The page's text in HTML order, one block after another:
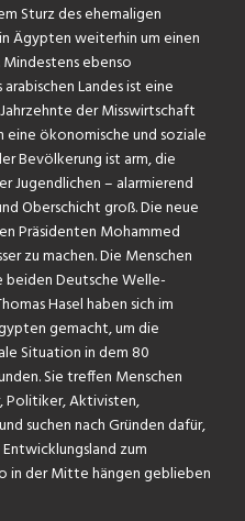
Sturz des ehemaligen
Ägypten weiterhin um einen
ebenso
Landes ist eine
der Misswirtschaft
ökonomische und soziale
Bevölkerung ist arm, die
Jugendlichen – alarmierend
Oberschicht groß. Die neue
Präsidenten Mohammed
zu machen. Die Menschen
Deutsche Welle-
Hasel haben sich im
gemacht, um die
Situation in dem 80
Sie treffen Menschen
Politiker, Aktivisten,
suchen nach Gründen dafür,
zum
in der Mitte hängen geblieben